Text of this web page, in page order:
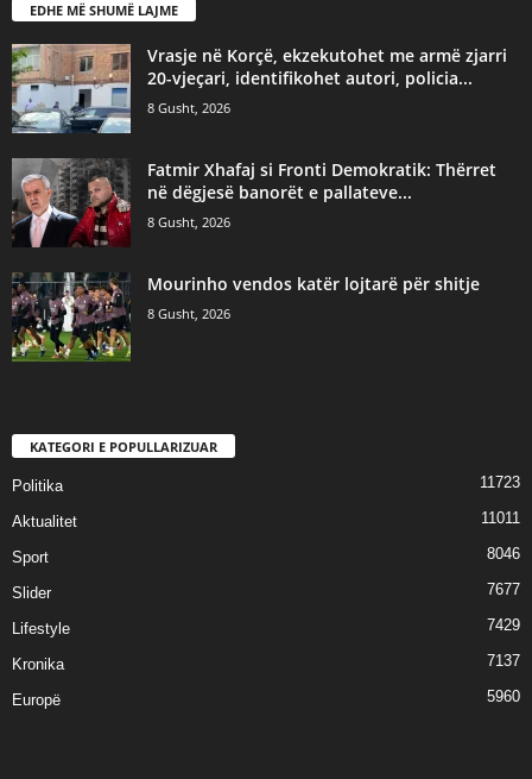
EDHE MË SHUMË LAJME
Vrasje në Korçë, ekzekutohet me armë zjarri
20-vjeçari, identifikohet autori, policia...
8 Gusht, 2026
Fatmir Xhafaj si Fronti Demokratik: Thërret
në dëgjesë banorët e pallateve...
8 Gusht, 2026
Mourinho vendos katër lojtarë për shitje
8 Gusht, 2026
KATEGORI E POPULLARIZUAR
Politika 11723
Aktualitet 11011
Sport 8046
Slider 7677
Lifestyle 7429
Kronika 7137
Europë 5960